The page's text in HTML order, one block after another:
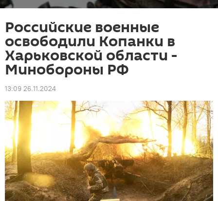
Российские военные
освободили Копанки в
Харьковской области -
Минобороны РФ
13:09 26.11.2024